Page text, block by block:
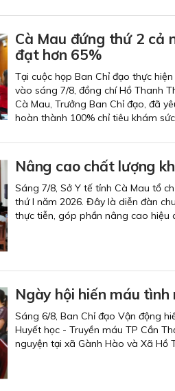
Cà Mau đứng thứ 2 cả
đạt hơn 65%
Tại cuộc họp Ban Chỉ đạo thực
vào sáng 7/8, đồng chí Hồ Thanh
Cà Mau, Trưởng Ban Chỉ đạo, đã
hoàn thành 100% chỉ tiêu khám
Nâng cao chất lượng
Sáng 7/8, Sở Y tế tỉnh Cà Mau tổ
thứ I năm 2026. Đây là diễn đàn
thực tiễn, góp phần nâng cao
Ngày hội hiến máu
Sáng 6/8, Ban Chỉ đạo Vận động
Huyết học - Truyền máu TP Cần
nguyện tại xã Gành Hào và Xã Hồ